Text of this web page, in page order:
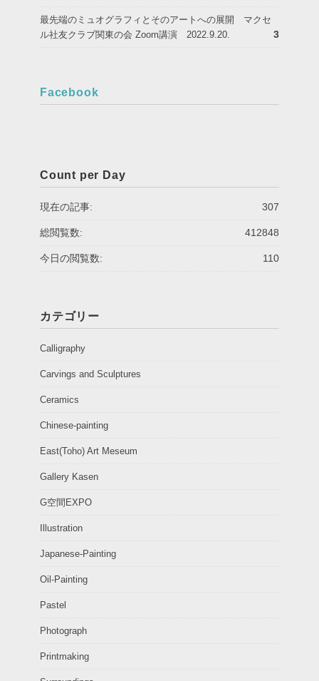
最先端のミュオグラフィとそのアートへの展開 マクセ
ル社友クラブ関東の会 Zoom講演 2022.9.20.
3
Facebook
Count per Day
307
現在の記事:
412848
総閲覧数:
110
今日の閲覧数:
カテゴリー
Calligraphy
Carvings and Sculptures
Ceramics
Chinese-painting
East(Toho) Art Meseum
Gallery Kasen
G空間EXPO
Illustration
Japanese-Painting
Oil-Painting
Pastel
Photograph
Printmaking